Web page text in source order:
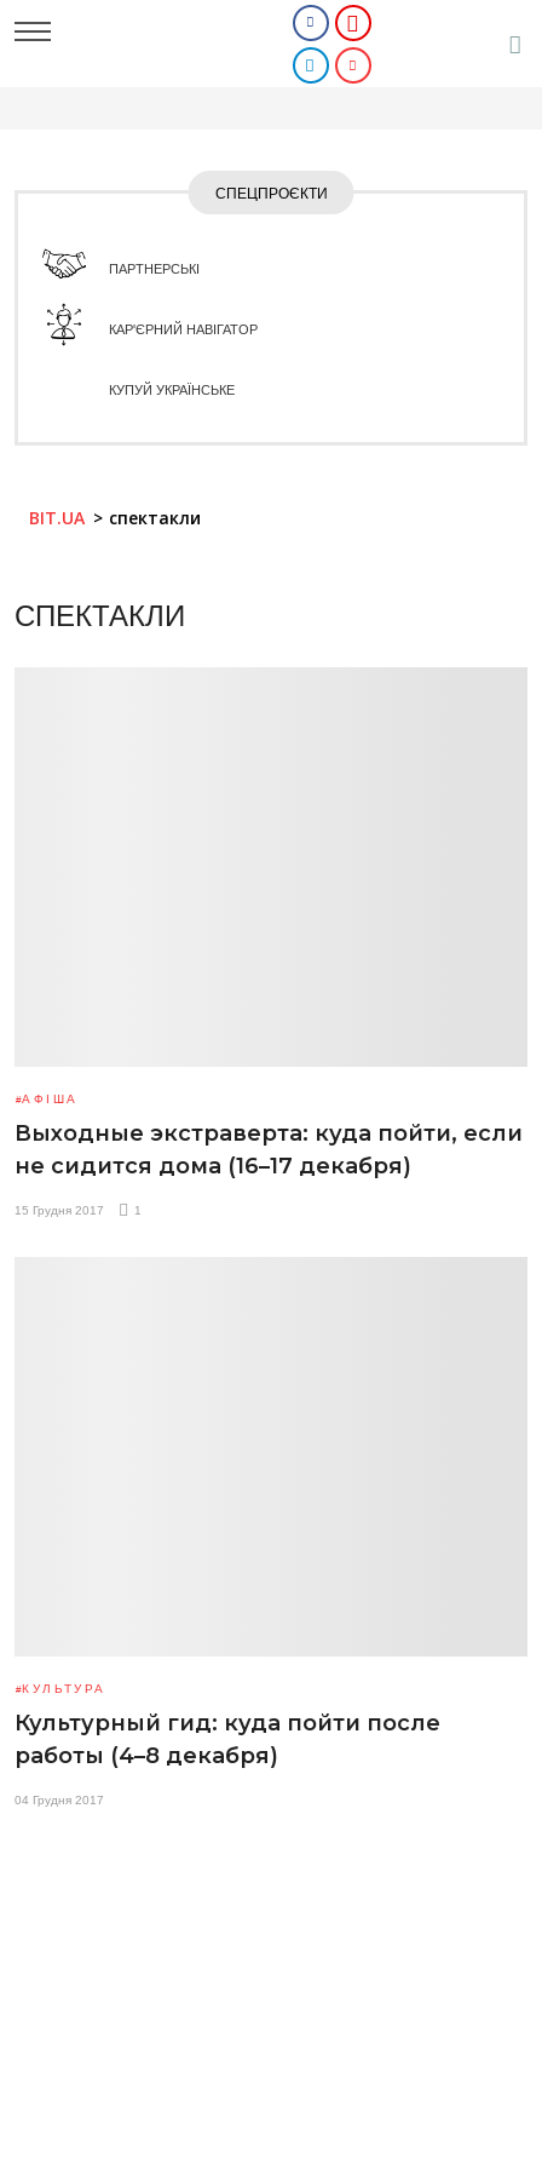
СПЕЦПРОЄКТИ
ПАРТНЕРСЬКІ
КАР'ЄРНИЙ НАВІГАТОР
КУПУЙ УКРАЇНСЬКЕ
BIT.UA спектакли
СПЕКТАКЛИ
АФІША
Выходные экстраверта: куда пойти, если
не сидится дома (16–17 декабря)
15 Грудня 2017 1
КУЛЬТУРА
Культурный гид: куда пойти после
работы (4–8 декабря)
04 Грудня 2017